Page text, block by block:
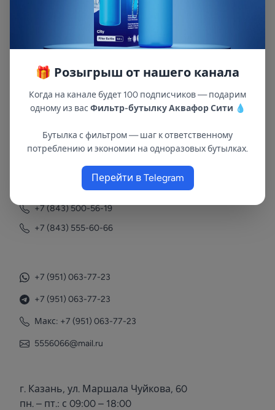
В республиках Татарстан и Марий Эл
+7 (843) 558-78-43
+7 (843) 500-56-19
+7 (843) 555-60-66
+7 (951) 063-77-23
+7 (951) 063-77-23
Макс: +7 (951) 063-77-23
5556066@mail.ru
г. Казань, ул. Маршала Чуйкова, 60
пн. – пт.: с 09:00 – 18:00
🎁 Розыгрыш от нашего канала
Когда на канале будет 100 подписчиков — подарим
одному из вас Фильтр-бутылку Аквафор Сити 💧
Бутылка с фильтром — шаг к ответственному
потреблению и экономии на одноразовых бутылках.
Перейти в Telegram